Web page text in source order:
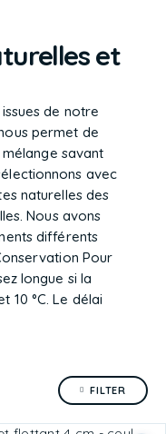
et
de notre
permet de
savant
avec
naturelles des
Nous avons
différents
Pour
longue si la
10 °C. Le délai
FILTER